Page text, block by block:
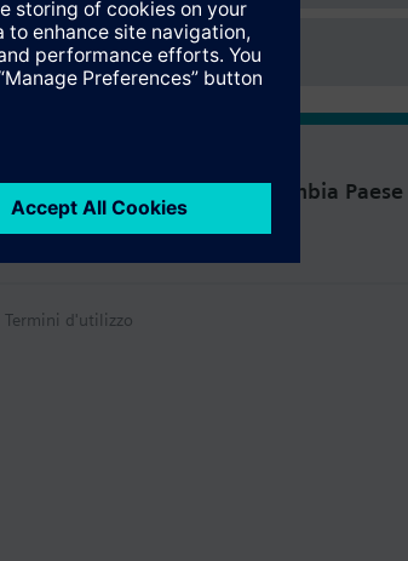
Cambia Paese
Termini d'utilizzo